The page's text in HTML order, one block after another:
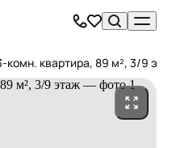
комн. квартира, 89 м², 3/9